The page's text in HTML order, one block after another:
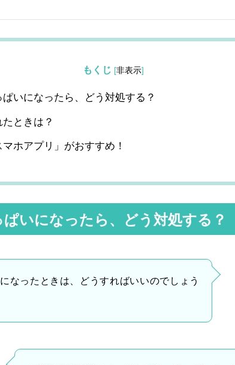
もくじ [非表示]
いになったら、どう対処する？
ときは？
ホアプリ」がおすすめ！
いになったら、どう対処する？
なったときは、どうすればいいのでしょう